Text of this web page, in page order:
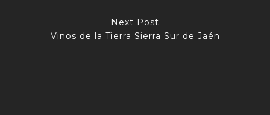
Next Post
Vinos de la Tierra Sierra Sur de Jaén